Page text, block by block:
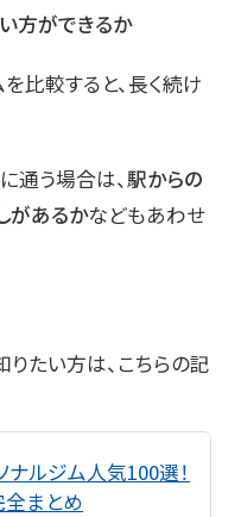
方ができるか
比較すると、長く続け
通う場合は、駅からの
があるかなどもあわせ
たい方は、こちらの記
ルジム人気100選！
全まとめ